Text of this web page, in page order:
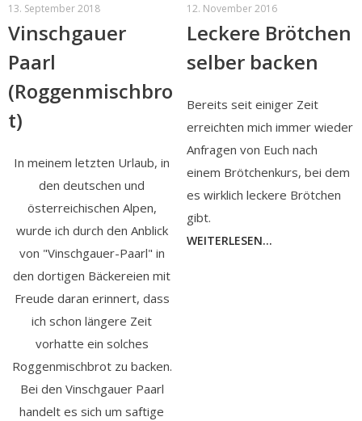
13. September 2018
Vinschgauer
Paarl
(Roggenmischbro
t)
In meinem letzten Urlaub, in
den deutschen und
österreichischen Alpen,
wurde ich durch den Anblick
von "Vinschgauer-Paarl" in
den dortigen Bäckereien mit
Freude daran erinnert, dass
ich schon längere Zeit
vorhatte ein solches
Roggenmischbrot zu backen.
Bei den Vinschgauer Paarl
handelt es sich um saftige
12. November 2016
Leckere Brötchen
selber backen
Bereits seit einiger Zeit
erreichten mich immer wieder
Anfragen von Euch nach
einem Brötchenkurs, bei dem
es wirklich leckere Brötchen
gibt.
WEITERLESEN...